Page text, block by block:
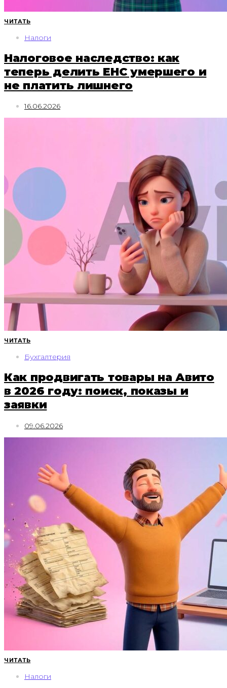
ЧИТАТЬ
Налоги
Налоговое наследство: как
теперь делить ЕНС умершего и
не платить лишнего
16.06.2026
ЧИТАТЬ
Бухгалтерия
Как продвигать товары на Авито
в 2026 году: поиск, показы и
заявки
09.06.2026
ЧИТАТЬ
Налоги